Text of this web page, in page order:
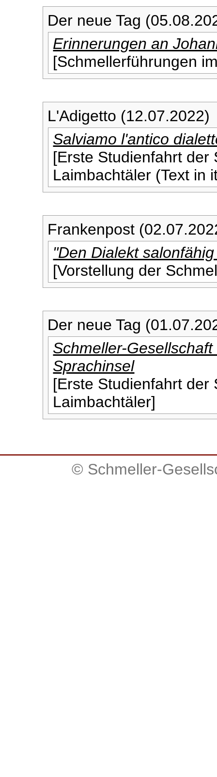
Der neue Tag
Erinnerungen an
[Schmellerführungen
L'Adigetto (12.07.2022)
Salviamo l'antico
[Erste Studienfahrt der
Laimbachtäler (Text in
Frankenpost
"Den Dialekt
[Vorstellung der
Der neue Tag
Schmeller-
Sprachinsel
[Erste Studienfahrt der
Laimbachtäler]
© Schmeller-